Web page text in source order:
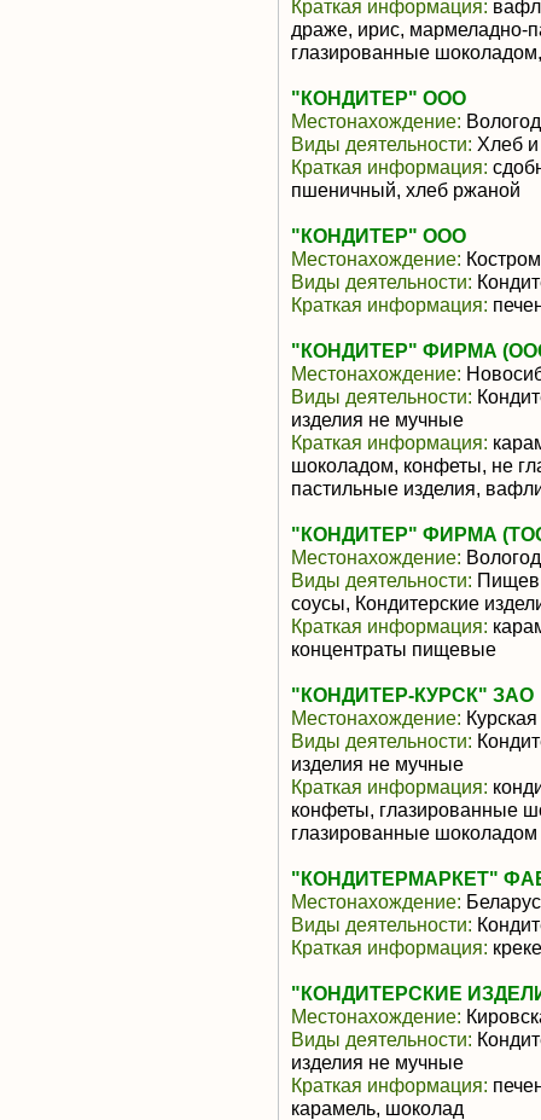
Краткая информация:
драже, ирис, мармеладно-
глазированные
"КОНДИТЕР" ООО
Местонахождение:
Виды деятельности: Хлеб
Краткая информация:
пшеничный, хлеб ржаной
"КОНДИТЕР" ООО
Местонахождение:
Виды деятельности:
Краткая информация:
"КОНДИТЕР" ФИРМА
Местонахождение:
Виды деятельности:
изделия не мучные
Краткая информация:
шоколадом, конфеты, не
пастильные изделия,
"КОНДИТЕР" ФИРМА
Местонахождение:
Виды деятельности:
соусы, Кондитерские
Краткая информация:
концентраты пищевые
"КОНДИТЕР-КУРСК" ЗАО
Местонахождение:
Виды деятельности:
изделия не мучные
Краткая информация:
конфеты, глазированные
глазированные шоколадом
"КОНДИТЕРМАРКЕТ"
Местонахождение:
Виды деятельности:
Краткая информация:
"КОНДИТЕРСКИЕ
Местонахождение:
Виды деятельности:
изделия не мучные
Краткая информация:
карамель, шоколад